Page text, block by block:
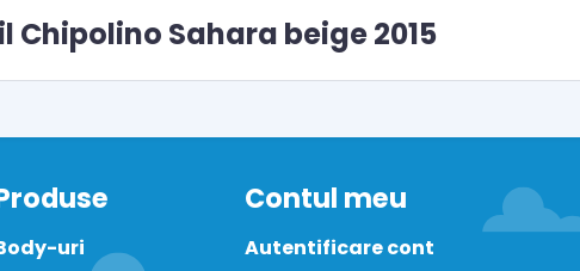
Chipolino Sahara beige 2015
uri
Contul meu
Autentificare cont